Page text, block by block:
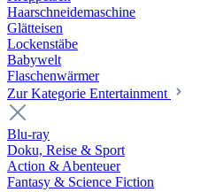
Haarschneidemaschine
Glätteisen
Lockenstäbe
Babywelt
Flaschenwärmer
Zur Kategorie Entertainment
Blu-ray
Doku, Reise & Sport
Action & Abenteuer
Fantasy & Science Fiction